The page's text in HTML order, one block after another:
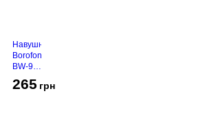
Навушники
Borofone
BW-94
265 грн